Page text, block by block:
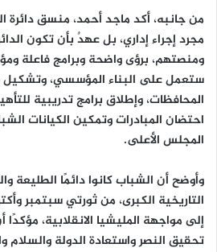
من جانبه، أكد ماجد أحمد، منسق
مجرد إجراء إداري، بل عهدٌ بأن تكون
ومنصتهم، برؤى واضحة وبرامج فاعلة
ستعمل على البناء المؤسسي،
المحافظات، وإطلاق برامج تدريبية
احتضان المبادرات وتمكين الكيانات
المجلس الأعلى.
وأوضح أن الشباب كانوا دائمًا الطليعة
التاريخية الكبرى، من ثورتي سبتمبر
إلى مواجهة المليشيا الانقلابية،
تحقيق النصر واستعادة الدولة والسلام